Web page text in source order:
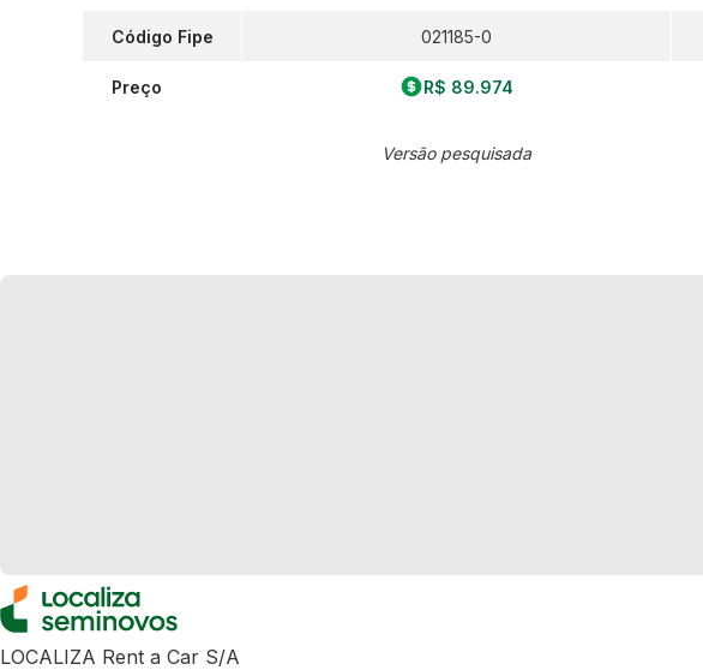
Código Fipe
Preço
021185-0
R$ 89.974
Versão pesquisada
LOCALIZA Rent a Car S/A